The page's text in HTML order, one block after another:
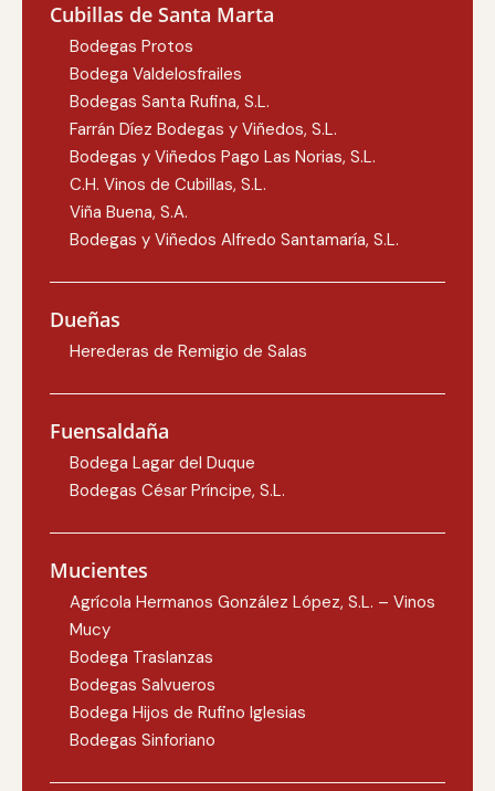
Cubillas de Santa Marta
Bodegas Protos
Bodega Valdelosfrailes
Bodegas Santa Rufina, S.L.
Farrán Díez Bodegas y Viñedos, S.L.
Bodegas y Viñedos Pago Las Norias, S.L.
C.H. Vinos de Cubillas, S.L.
Viña Buena, S.A.
Bodegas y Viñedos Alfredo Santamaría, S.L.
Dueñas
Herederas de Remigio de Salas
Fuensaldaña
Bodega Lagar del Duque
Bodegas César Príncipe, S.L.
Mucientes
Agrícola Hermanos González López, S.L. – Vinos
Mucy
Bodega Traslanzas
Bodegas Salvueros
Bodega Hijos de Rufino Iglesias
Bodegas Sinforiano